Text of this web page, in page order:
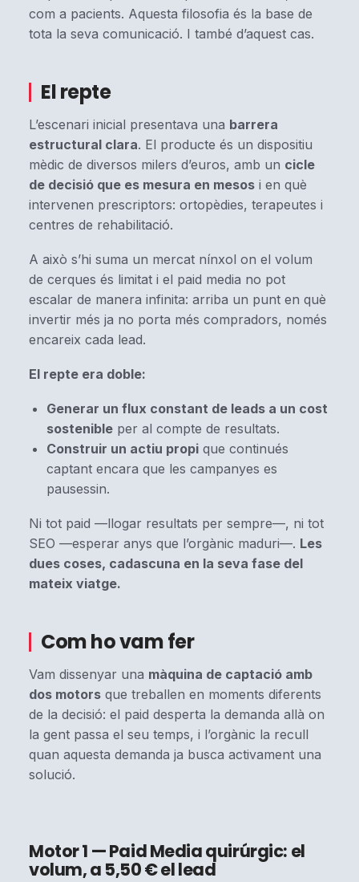
com a pacients. Aquesta filosofia és la base de
tota la seva comunicació. I també d’aquest cas.
El repte
L’escenari inicial presentava una barrera
estructural clara. El producte és un dispositiu
mèdic de diversos milers d’euros, amb un cicle
de decisió que es mesura en mesos i en què
intervenen prescriptors: ortopèdies, terapeutes i
centres de rehabilitació.
A això s’hi suma un mercat nínxol on el volum
de cerques és limitat i el paid media no pot
escalar de manera infinita: arriba un punt en què
invertir més ja no porta més compradors, només
encareix cada lead.
El repte era doble:
Generar un flux constant de leads a un cost
sostenible per al compte de resultats.
Construir un actiu propi que continués
captant encara que les campanyes es
pausessin.
Ni tot paid —llogar resultats per sempre—, ni tot
SEO —esperar anys que l’orgànic maduri—. Les
dues coses, cadascuna en la seva fase del
mateix viatge.
Com ho vam fer
Vam dissenyar una màquina de captació amb
dos motors que treballen en moments diferents
de la decisió: el paid desperta la demanda allà on
la gent passa el seu temps, i l’orgànic la recull
quan aquesta demanda ja busca activament una
solució.
Motor 1 — Paid Media quirúrgic: el
volum, a 5,50 € el lead